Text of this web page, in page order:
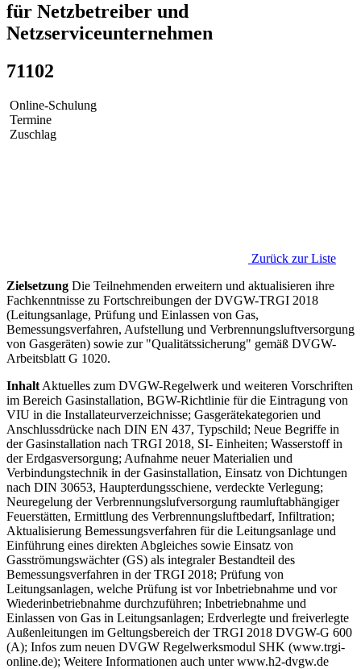
für Netzbetreiber und
Netzserviceunternehmen
71102
Online-Schulung
Termine
Zuschlag
Zurück zur Liste
Zielsetzung Die Teilnehmenden erweitern und aktualisieren ihre
Fachkenntnisse zu Fortschreibungen der DVGW-TRGI 2018
(Leitungsanlage, Prüfung und Einlassen von Gas,
Bemessungsverfahren, Aufstellung und Verbrennungsluftversorgung
von Gasgeräten) sowie zur "Qualitätssicherung" gemäß DVGW-
Arbeitsblatt G 1020.
Inhalt Aktuelles zum DVGW-Regelwerk und weiteren Vorschriften
im Bereich Gasinstallation, BGW-Richtlinie für die Eintragung von
VIU in die Installateurverzeichnisse; Gasgerätekategorien und
Anschlussdrücke nach DIN EN 437, Typschild; Neue Begriffe in
der Gasinstallation nach TRGI 2018, SI- Einheiten; Wasserstoff in
der Erdgasversorgung; Aufnahme neuer Materialien und
Verbindungstechnik in der Gasinstallation, Einsatz von Dichtungen
nach DIN 30653, Haupterdungsschiene, verdeckte Verlegung;
Neuregelung der Verbrennungslufversorgung raumluftabhängiger
Feuerstätten, Ermittlung des Verbrennungsluftbedarf, Infiltration;
Aktualisierung Bemessungsverfahren für die Leitungsanlage und
Einführung eines direkten Abgleiches sowie Einsatz von
Gasströmungswächter (GS) als integraler Bestandteil des
Bemessungsverfahren in der TRGI 2018; Prüfung von
Leitungsanlagen, welche Prüfung ist vor Inbetriebnahme und vor
Wiederinbetriebnahme durchzuführen; Inbetriebnahme und
Einlassen von Gas in Leitungsanlagen; Erdverlegte und freiverlegte
Außenleitungen im Geltungsbereich der TRGI 2018 DVGW-G 600
(A); Infos zum neuen DVGW Regelwerksmodul SHK (www.trgi-
online.de); Weitere Informationen auch unter www.h2-dvgw.de